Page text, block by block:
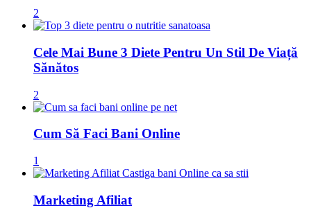
2
Cele Mai Bune 3 Diete Pentru Un Stil De Viață
Sănătos
2
Cum Să Faci Bani Online
1
Marketing Afiliat